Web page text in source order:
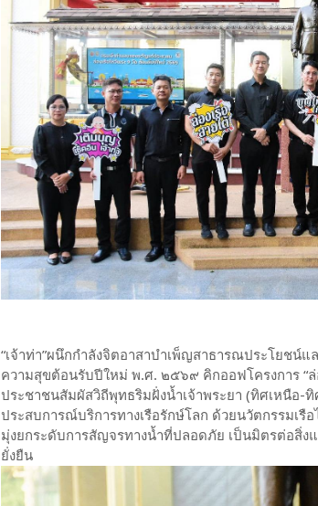
“เจ้าท่า”ผนึกกำลังจิตอาสาบำเพ็ญสาธารณประโยชน์
ความสุขต้อนรับปีใหม่ พ.ศ. ๒๕๖๙ คิกออฟโครงการ “
ประชาชนสัมผัสวิถีพุทธริมฝั่งน้ำเจ้าพระยา (ทิศเหนือ-
ประสบการณ์บริการทางเรือรักษ์โลก ด้วยนวัตกรรมเรื
มุ่งยกระดับการสัญจรทางน้ำที่ปลอดภัย เป็นมิตรต่อสิ่ง
ยั่งยืน